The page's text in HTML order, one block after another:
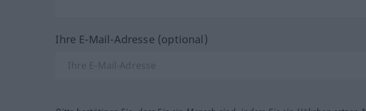
Ihre E-Mail-Adresse (optional)